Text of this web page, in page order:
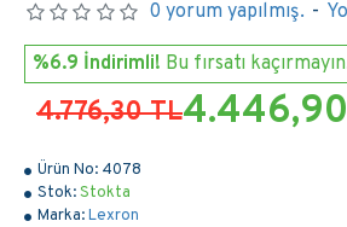
Ürün No: 4078
Stok:Stokta
Marka:Lexron
0 yorum yapılmış. -
%6.9 İndirimli! Bu fırsatı
4.776,30 TL